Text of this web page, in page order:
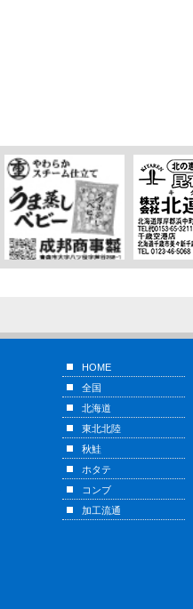
HOME
全国
北海道
東北北陸
秋鮭
ホタテ
コンブ
加工流通